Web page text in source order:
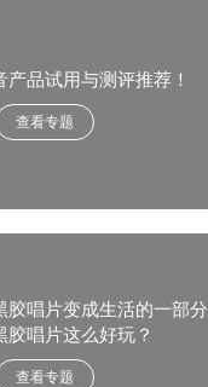
品试用与测评推荐！
查看专题
胶唱片变成生活的一部分
胶唱片这么好玩？
查看专题